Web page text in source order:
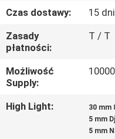
SKONTAKTUJ
SIĘ
Z
NAMI
POPROSIĆ
Czas dostawy:
15
Zasady
płatności:
T / T
Możliwość
Supply:
High Light: 30 mm
5 mm
5 mm